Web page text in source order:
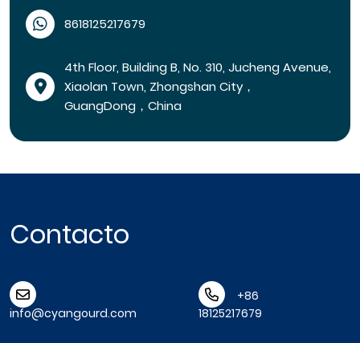
8618125217679
4th Floor, Building B, No. 310, Jucheng Avenue,
Xiaolan Town, Zhongshan City，
GuangDong，China
Contacto
info@cyangourd.com
+86
18125217679